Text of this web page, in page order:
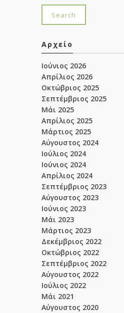
Αρχείο
Ιούνιος 2026
Απρίλιος 2026
Οκτώβριος 2025
Σεπτέμβριος 2025
Μάι 2025
Απρίλιος 2025
Μάρτιος 2025
Αύγουστος 2024
Ιούλιος 2024
Ιούνιος 2024
Απρίλιος 2024
Σεπτέμβριος 2023
Αύγουστος 2023
Ιούνιος 2023
Μάι 2023
Μάρτιος 2023
Δεκέμβριος 2022
Οκτώβριος 2022
Σεπτέμβριος 2022
Αύγουστος 2022
Ιούλιος 2022
Μάι 2021
Αύγουστος 2020